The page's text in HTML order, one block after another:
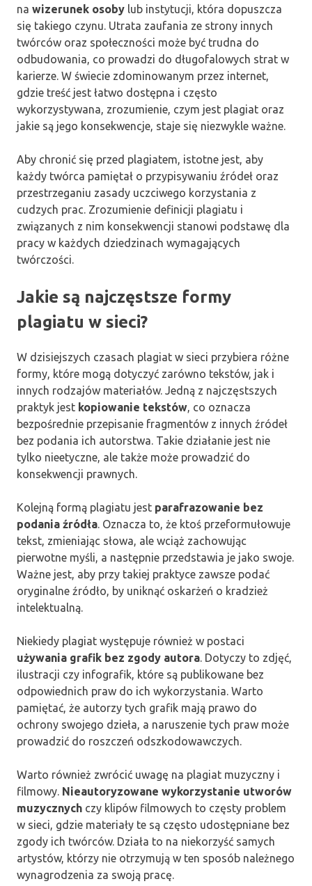
na wizerunek osoby lub instytucji, która dopuszcza
się takiego czynu. Utrata zaufania ze strony innych
twórców oraz społeczności może być trudna do
odbudowania, co prowadzi do długofalowych strat w
karierze. W świecie zdominowanym przez internet,
gdzie treść jest łatwo dostępna i często
wykorzystywana, zrozumienie, czym jest plagiat oraz
jakie są jego konsekwencje, staje się niezwykle ważne.
Aby chronić się przed plagiatem, istotne jest, aby
każdy twórca pamiętał o przypisywaniu źródeł oraz
przestrzeganiu zasady uczciwego korzystania z
cudzych prac. Zrozumienie definicji plagiatu i
związanych z nim konsekwencji stanowi podstawę dla
pracy w każdych dziedzinach wymagających
twórczości.
Jakie są najczęstsze formy
plagiatu w sieci?
W dzisiejszych czasach plagiat w sieci przybiera różne
formy, które mogą dotyczyć zarówno tekstów, jak i
innych rodzajów materiałów. Jedną z najczęstszych
praktyk jest kopiowanie tekstów , co oznacza
bezpośrednie przepisanie fragmentów z innych źródeł
bez podania ich autorstwa. Takie działanie jest nie
tylko nieetyczne, ale także może prowadzić do
konsekwencji prawnych.
Kolejną formą plagiatu jest parafrazowanie bez
podania źródła . Oznacza to, że ktoś przeformułowuje
tekst, zmieniając słowa, ale wciąż zachowując
pierwotne myśli, a następnie przedstawia je jako swoje.
Ważne jest, aby przy takiej praktyce zawsze podać
oryginalne źródło, by uniknąć oskarżeń o kradzież
intelektualną.
Niekiedy plagiat występuje również w postaci
używania grafik bez zgody autora . Dotyczy to zdjęć,
ilustracji czy infografik, które są publikowane bez
odpowiednich praw do ich wykorzystania. Warto
pamiętać, że autorzy tych grafik mają prawo do
ochrony swojego dzieła, a naruszenie tych praw może
prowadzić do roszczeń odszkodowawczych.
Warto również zwrócić uwagę na plagiat muzyczny i
filmowy. Nieautoryzowane wykorzystanie utworów
muzycznych czy klipów filmowych to częsty problem
w sieci, gdzie materiały te są często udostępniane bez
zgody ich twórców. Działa to na niekorzyść samych
artystów, którzy nie otrzymują w ten sposób należnego
wynagrodzenia za swoją pracę.